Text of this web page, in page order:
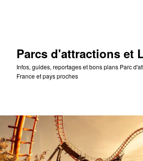
Parcs d'attractions et
Infos, guides, reportages et bons plans Parc
France et pays proches